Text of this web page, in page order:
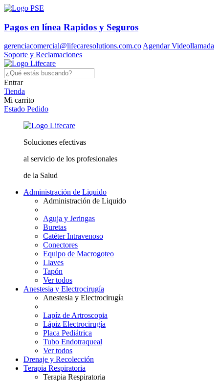
Pagos en línea Rapidos y Seguros
gerenciacomercial@lifecaresolutions.com.coAgendar Videollamada
Soporte y Reclamaciones
Entrar
Tienda
Mi carrito
Estado Pedido
Soluciones efectivas
al servicio de los profesionales
de la Salud
Administración de Liquido
Administración de Liquido
Aguja y Jeringas
Buretas
Catéter Intravenoso
Conectores
Equipo de Macrogoteo
Llaves
Tapón
Ver todos
Anestesia y Electrocirugía
Anestesia y Electrocirugía
Lapíz de Artroscopia
Lápiz Electrocirugía
Placa Pediátrica
Tubo Endotraqueal
Ver todos
Drenaje y Recolección
Terapia Respiratoria
Terapia Respiratoria